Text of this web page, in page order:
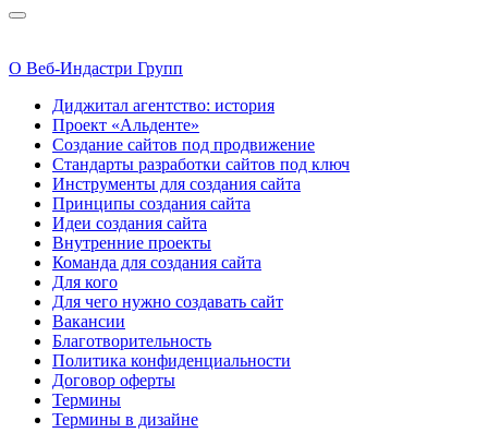
О Веб-Индастри Групп
Диджитал агентство: история
Проект «Альденте»
Создание сайтов под продвижение
Стандарты разработки сайтов под ключ
Инструменты для создания сайта
Принципы создания сайта
Идеи создания сайта
Внутренние проекты
Команда для создания сайта
Для кого
Для чего нужно создавать сайт
Вакансии
Благотворительность
Политика конфиденциальности
Договор оферты
Термины
Термины в дизайне